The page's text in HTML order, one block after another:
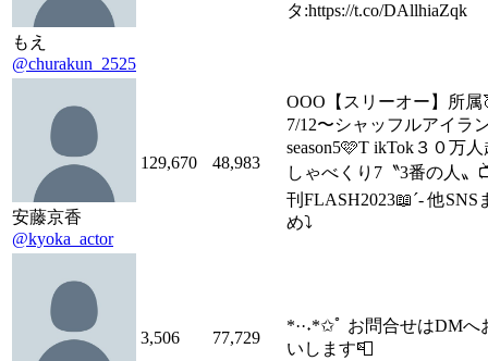
もえ
@churakun_2525
タ:https://t.co/DAllhiaZqk
安藤京香
@kyoka_actor
129,670 48,983
OOO【スリーオー】所属
7/12〜シャッフルアイラ
season5🩷T ikTok３０万
しゃべくり7〝3番の人〟
刊FLASH2023📖´- 他SNS
め⤵
3,506 77,729
*··˖*✩ﾟ お問合せはDMへ
いします📮